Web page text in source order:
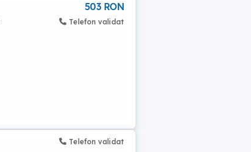
503 RON
Telefon validat
Telefon validat